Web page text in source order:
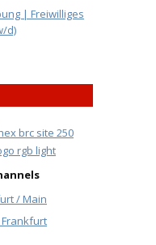
| Freiwilliges
d)
/ Main